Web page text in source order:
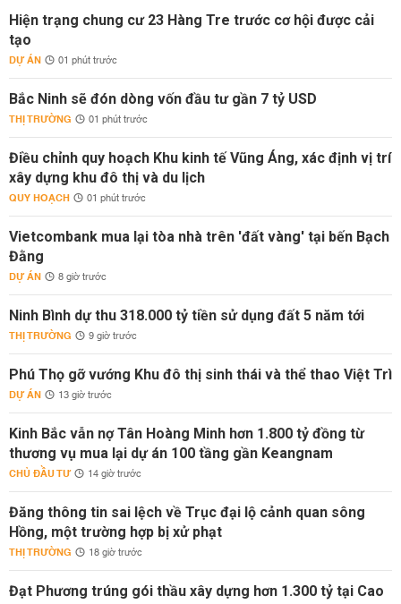
Hiện trạng chung cư 23 Hàng Tre trước cơ hội được cải
tạo
DỰ ÁN 01 phút trước
Bắc Ninh sẽ đón dòng vốn đầu tư gần 7 tỷ USD
THỊ TRƯỜNG 01 phút trước
Điều chỉnh quy hoạch Khu kinh tế Vũng Áng, xác định vị trí
xây dựng khu đô thị và du lịch
QUY HOẠCH 01 phút trước
Vietcombank mua lại tòa nhà trên 'đất vàng' tại bến Bạch
Đằng
DỰ ÁN 8 giờ trước
Ninh Bình dự thu 318.000 tỷ tiền sử dụng đất 5 năm tới
THỊ TRƯỜNG 9 giờ trước
Phú Thọ gỡ vướng Khu đô thị sinh thái và thể thao Việt Trì
DỰ ÁN 13 giờ trước
Kinh Bắc vẫn nợ Tân Hoàng Minh hơn 1.800 tỷ đồng từ
thương vụ mua lại dự án 100 tầng gần Keangnam
CHỦ ĐẦU TƯ 14 giờ trước
Đăng thông tin sai lệch về Trục đại lộ cảnh quan sông
Hồng, một trường hợp bị xử phạt
THỊ TRƯỜNG 18 giờ trước
Đạt Phương trúng gói thầu xây dựng hơn 1.300 tỷ tại Cao